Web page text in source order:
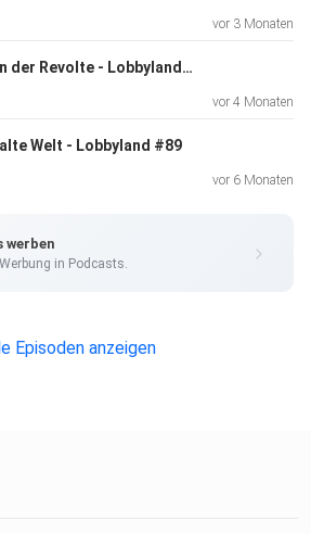
marcobuelow
Flo - Producer
vor 3 Monaten
Ein Mensch in der Revolte - Lobbyland#90
vor 4 Monaten
Welt - Lobbyland #89
vor 6 Monaten
werben
in Podcasts.
Episoden anzeigen